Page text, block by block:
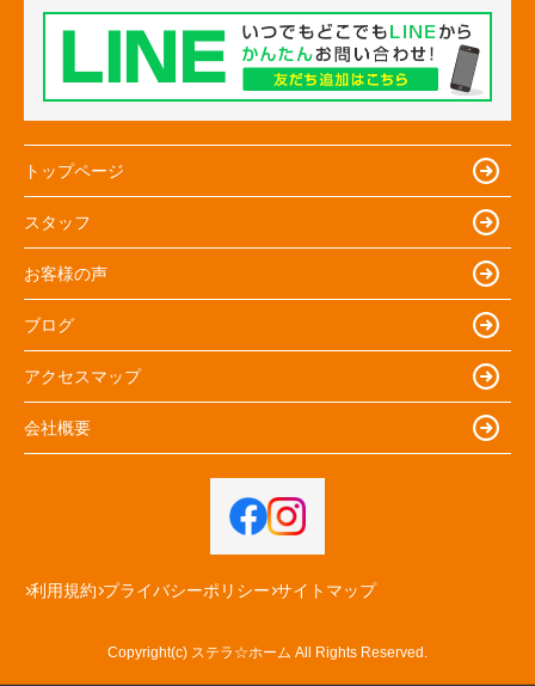
トップページ
スタッフ
お客様の声
ブログ
アクセスマップ
会社概要
利用規約 プライバシーポリシー サイトマップ
Copyright(c) ステラ☆ホーム All Rights Reserved.